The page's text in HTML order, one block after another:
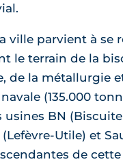
ville parvient à se
le terrain de la
de la métallurgie
(135.000
usines BN
(Lefèvre-Utile) et
de